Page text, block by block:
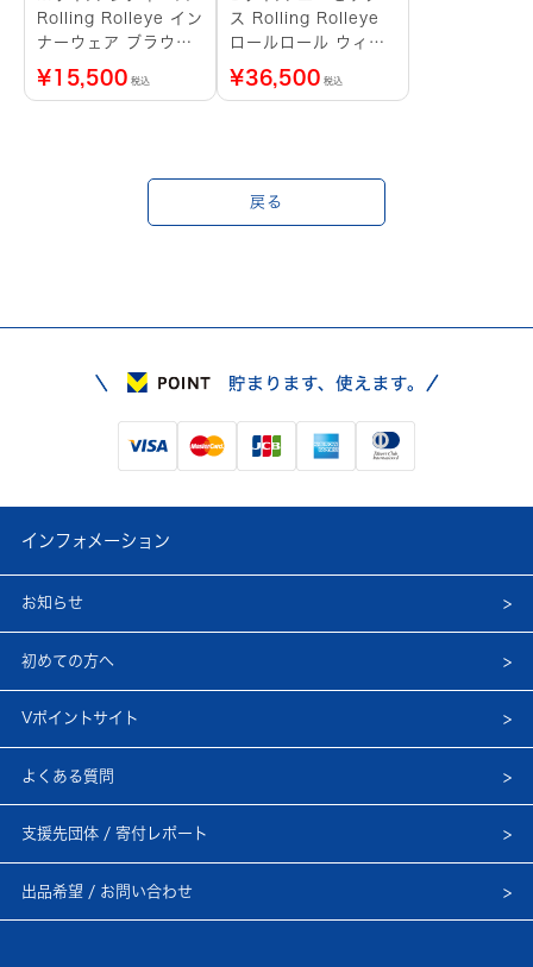
Rolling Rolleye イン
ナーウェア ブラウン
ロゴ ホワイト
¥15,500 税込
ス Rolling Rolleye
ロールロール ウィン
ドブレーカー アルフ
ァ ブラック
¥36,500 税込
戻る
インフォメーション
お知らせ
初めての方へ
Vポイントサイト
よくある質問
支援先団体 / 寄付レポート
出品希望 / お問い合わせ